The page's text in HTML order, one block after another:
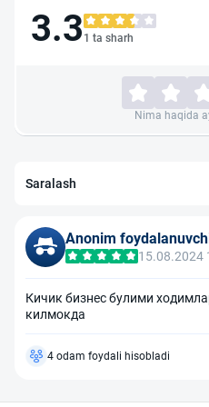
3.3 1 ta sharh
Nima haqida
Saralash
Anonim
15.08.2024
Кичик бизнес булими
килмокда
4 odam foydali hisobladi